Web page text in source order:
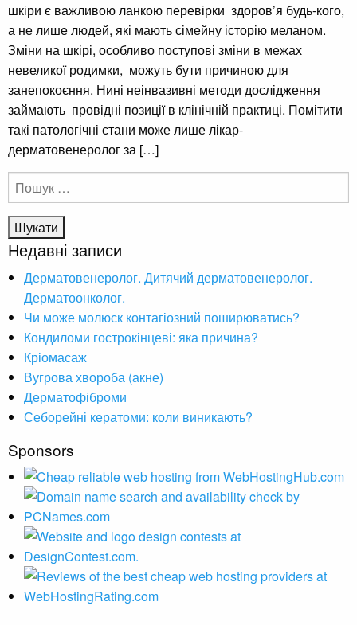
шкіри є важливою ланкою перевірки здоров’я будь-кого,
а не лише людей, які мають сімейну історію меланом.
Зміни на шкірі, особливо поступові зміни в межах
невеликої родимки, можуть бути причиною для
занепокоєння. Нині неінвазивні методи дослідження
займають провідні позиції в клінічній практиці. Помітити
такі патологічні стани може лише лікар-
дерматовенеролог за […]
Пошук:
Недавні записи
Дерматовенеролог. Дитячий дерматовенеролог.
Дерматоонколог.
Чи може молюск контагіозний поширюватись?
Кондиломи гострокінцеві: яка причина?
Кріомасаж
Вугрова хвороба (акне)
Дерматофіброми
Себорейні кератоми: коли виникають?
Sponsors